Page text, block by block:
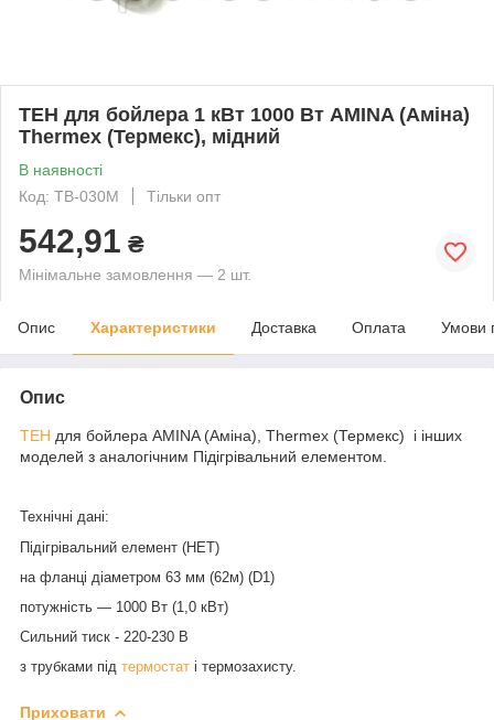
ТЕН для бойлера 1 кВт 1000 Вт AMINA (Аміна)
Thermex (Термекс), мідний
В наявності
Код: TB-030M
Тільки опт
542,91 ₴
Мінімальне замовлення — 2 шт.
Опис Характеристики Доставка Оплата Умови
Опис
ТЕН для бойлера AMINA (Аміна), Thermex (Термекс) і інших
моделей з аналогічним Підігрівальний елементом.
Технічні дані:
Підігрівальний елемент (НЕТ)
на фланці діаметром 63 мм (62м) (D1)
потужність — 1000 Вт (1,0 кВт)
Сильний тиск - 220-230 В
з трубками під термостат і термозахисту.
Приховати